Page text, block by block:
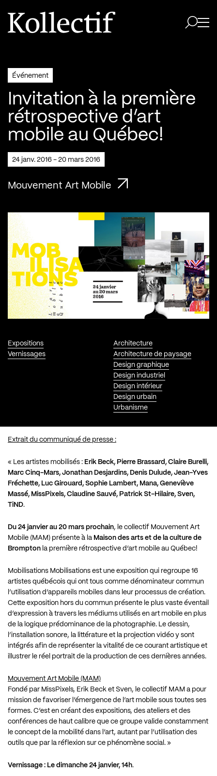
Aller à la page d'accueil
Logo Kollectif
Événement
Invitation à la première
rétrospective d’art
mobile au Québec!
24 janv. 2016 - 20 mars 2016
Mouvement Art Mobile
Expositions
Vernissages
Architecture
Architecture de paysage
Design graphique
Design industriel
Design intérieur
Design urbain
Urbanisme
Extrait du communiqué de presse :
« Les artistes mobilisés : Erik Beck, Pierre Brassard, Claire Burelli,
Marc Cinq-Mars, Jonathan Desjardins, Denis Dulude, Jean-Yves
Fréchette, Luc Girouard, Sophie Lambert, Mana, Geneviève
Massé, MissPixels, Claudine Sauvé, Patrick St-Hilaire, Sven,
TiND.
Du 24 janvier au 20 mars prochain, le collectif Mouvement Art
Mobile (MAM) présente à la Maison des arts et de la culture de
Brompton la première rétrospective d’art mobile au Québec!
Mobilisations Mobilisations est une exposition qui regroupe 16
artistes québécois qui ont tous comme dénominateur commun
l’utilisation d’appareils mobiles dans leur processus de création.
Cette exposition hors du commun présente le plus vaste éventail
d’expression à travers les médiums utilisés en art mobile en plus
de la logique prédominance de la photographie. Le dessin,
l’installation sonore, la littérature et la projection vidéo y sont
intégrés afin de représenter la vitalité de ce courant artistique et
illustrer le réel portrait de la production de ces dernières années.
Mouvement Art Mobile (MAM)
Fondé par MissPixels, Erik Beck et Sven, le collectif MAM a pour
mission de favoriser l’émergence de l’art mobile sous toutes ses
formes. C’est en créant des expositions, des ateliers et des
conférences de haut calibre que ce groupe valide constamment
le concept de la mobilité dans l’art, autant par l’utilisation des
outils que par la réflexion sur ce phénomène social. »
Vernissage : Le dimanche 24 janvier, 14h.